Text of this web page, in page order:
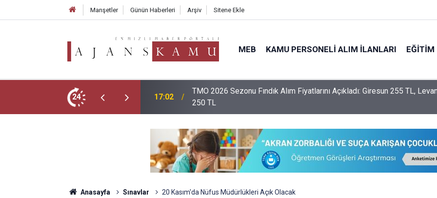
Manşetler Günün Haberleri Arşiv Sitene Ekle
MEB KAMU PERSONELI ALIM İLANLARI EĞITIM
24
Açıkladı: Giresun 255 TL, Levant
16:12
Öğretmenlerin İller Arası Özür Grubu Tercih Ekranı Açıldı Mı? Tercihler
Nereden Yapılacak?
Anasayfa Sınavlar 20 Kasım'da Nüfus Müdürlükleri Açık Olacak